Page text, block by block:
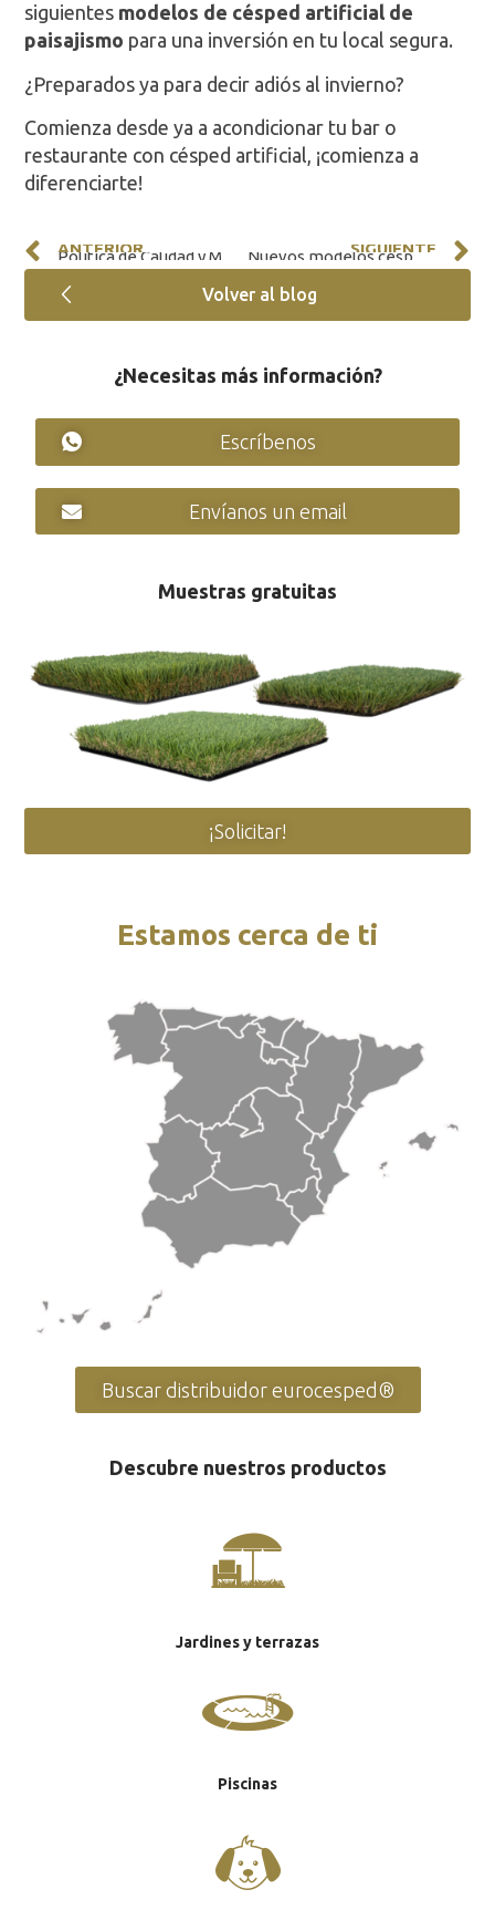
siguientes modelos de césped artificial de
paisajismo para una inversión en tu local segura.
¿Preparados ya para decir adiós al invierno?
Comienza desde ya a acondicionar tu bar o
restaurante con césped artificial, ¡comienza a
diferenciarte!
ANTERIOR SIGUIENTE
Nuevos modelos césped artificial para pádel, césped seguro para una pisada consistente
Volver al blog
¿Necesitas más información?
Escríbenos
Envíanos un email
Muestras gratuitas
¡Solicitar!
Estamos cerca de ti
Buscar distribuidor eurocesped®
Descubre nuestros productos
Jardines y terrazas
Piscinas